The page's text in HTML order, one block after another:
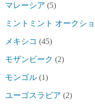
マレーシア (5)
ミントミント オークシ
メキシコ (45)
モザンビーク (2)
モンゴル (1)
ユーゴスラビア (2)